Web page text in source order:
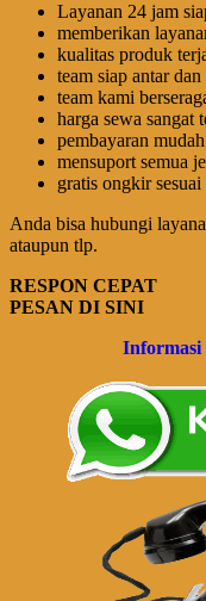
Layanan 24 jam
memberikan
kualitas produk
team siap antar
team kami
harga sewa sangat
pembayaran
mensuport semua
gratis ongkir
Anda bisa hubungi
ataupun tlp.
RESPON CEPAT
PESAN DI SINI
Informasi